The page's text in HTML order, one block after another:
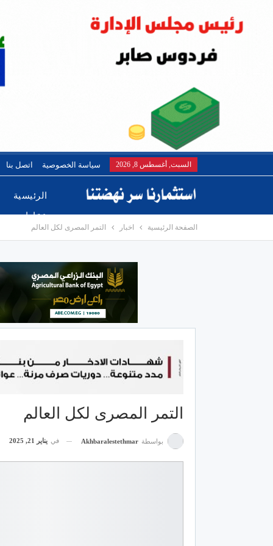
السبت, أغسطس 8, 2026 سياسة الخصوصية اتصل بنا
الرئيسية
عقارات
الصفحة الرئيسية اخبار التمر المصرى لكل العالم
التمر المصرى لكل العالم
بواسطة Akhbaralestethmar في يناير 21, 2025